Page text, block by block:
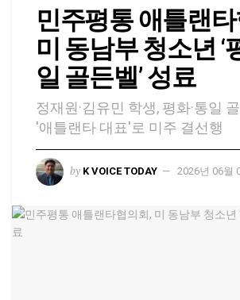
민주평통 애틀랜
미 동남부 청소년 ‘
일 골든벨’ 성료
정재원·김유민 학생, 평화·통일
'애틀랜타 대표'로 미주 결선행
by K VOICE TODAY 2026년 06월